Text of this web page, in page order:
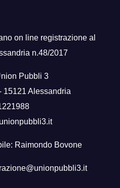
on line registrazione al
n.48/2017
Pubbli 3
15121 Alessandria
Raimondo Bovone